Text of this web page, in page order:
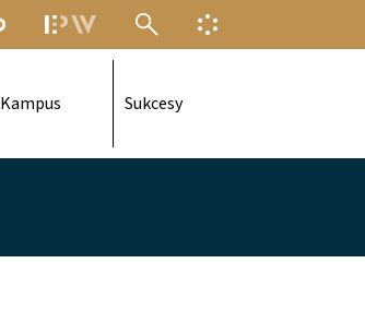
MENU ELEKTRONICZNEJINFORMACJA O
Kampus Sukcesy